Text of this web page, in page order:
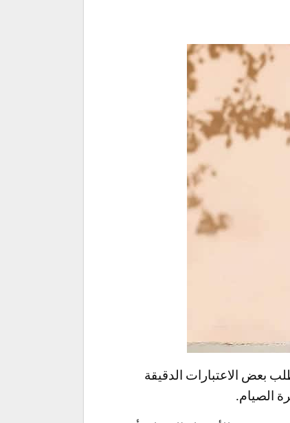
بعض الاعتبارات الدقيقة
الصيام.